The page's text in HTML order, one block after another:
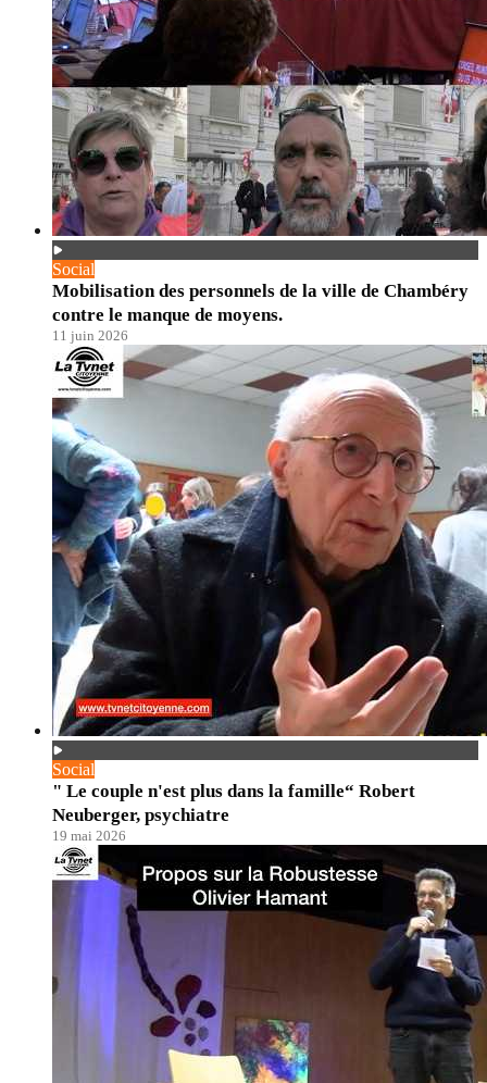
Social
Mobilisation des personnels de la ville de Chambéry
contre le manque de moyens.
11 juin 2026
Social
" Le couple n'est plus dans la famille“ Robert
Neuberger, psychiatre
19 mai 2026